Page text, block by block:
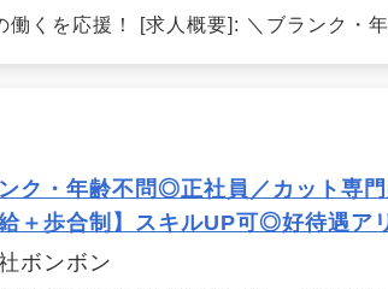
働くを応援！ [求人概要]: ＼ブランク・
ク・年齢不問◎正社員／カット専
給＋歩合制】スキルUP可◎好待遇
ボンボン